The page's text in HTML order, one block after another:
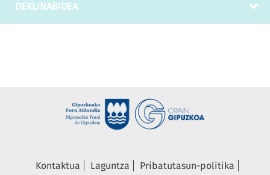
DEKLINABIDEA
Kontaktua Laguntza
Pribatutasun-politika